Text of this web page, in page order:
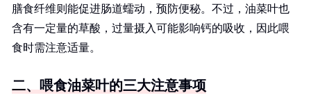
膳食纤维则能促进肠道蠕动，预防便秘。不过，油菜叶也
含有一定量的草酸，过量摄入可能影响钙的吸收，因此喂
食时需注意适量。
二、喂食油菜叶的三大注意事项